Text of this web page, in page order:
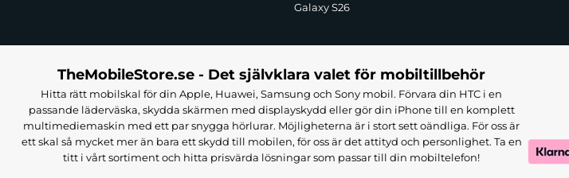
Galaxy S26
TheMobileStore.se - Det självklara valet för mobiltillbehör
Hitta rätt mobilskal för din Apple, Huawei, Samsung och Sony mobil. Förvara din HTC i en
passande läderväska, skydda skärmen med displayskydd eller gör din iPhone till en komplett
multimediemaskin med ett par snygga hörlurar. Möjligheterna är i stort sett oändliga. För oss är
ett skal så mycket mer än bara ett skydd till mobilen, för oss är det attityd och personlighet. Ta en
titt i vårt sortiment och hitta prisvärda lösningar som passar till din mobiltelefon!